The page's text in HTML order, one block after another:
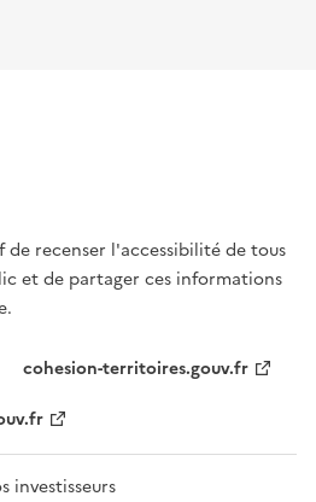
recenser l'accessibilité de tous
et de partager ces informations
cohesion-territoires.gouv.fr
investisseurs